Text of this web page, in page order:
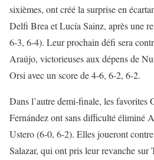
sixièmes, ont créé la surprise en
Delfi Brea et Lucía Sainz, après une
6-3, 6-4). Leur prochain défi sera
Araújo, victorieuses aux dépens de
Orsi avec un score de 4-6, 6-2, 6-2.
Dans l’autre demi-finale, les favorites
Fernández ont sans difficulté éliminé
Ustero (6-0, 6-2). Elles joueront
Salazar, qui ont pris leur revanche sur